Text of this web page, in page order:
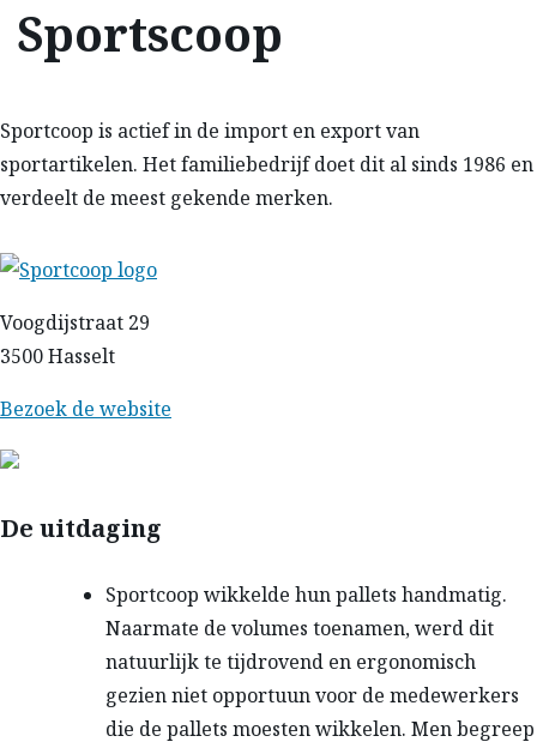
Sportscoop
Sportcoop is actief in de import en export van
sportartikelen. Het familiebedrijf doet dit al sinds 1986 en
verdeelt de meest gekende merken.
Voogdijstraat 29
3500 Hasselt
Bezoek de website
De uitdaging
Sportcoop wikkelde hun pallets handmatig.
Naarmate de volumes toenamen, werd dit
natuurlijk te tijdrovend en ergonomisch
gezien niet opportuun voor de medewerkers
die de pallets moesten wikkelen. Men begreep